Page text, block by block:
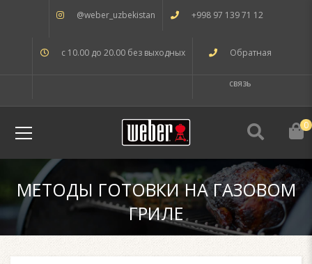
@weber_uzbekistan +998 97 139 71 12
с 10.00 до 20.00 без выходных Обратная
связь
0
МЕТОДЫ ГОТОВКИ НА ГАЗОВОМ
ГРИЛЕ